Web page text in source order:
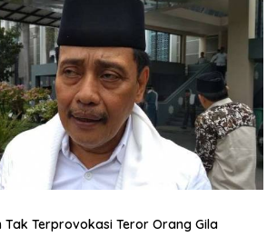
Tak Terprovokasi Teror Orang Gila